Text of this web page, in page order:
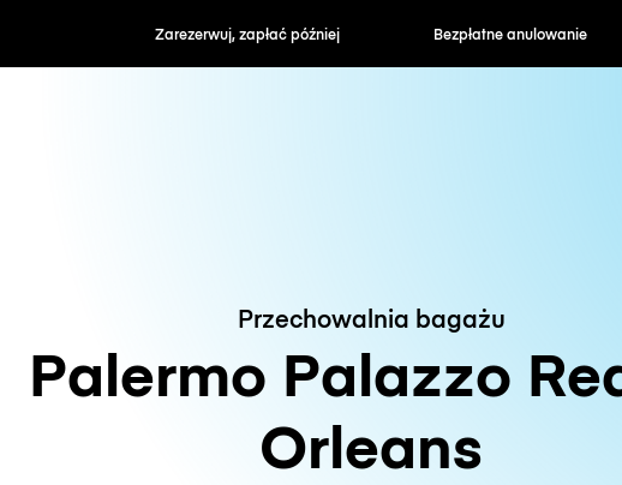
Zarezerwuj, zapłać później Bezpłatne anulowanie Stawki
Przechowalnia bagażu
Palermo Palazzo
Orleans